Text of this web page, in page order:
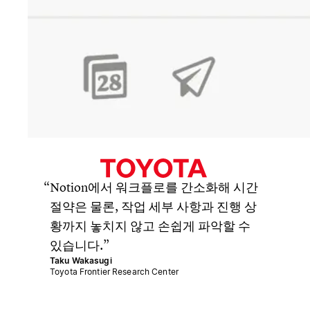
Notion에서 워크플로를 간소화해 시간
절약은 물론, 작업 세부 사항과 진행 상
황까지 놓치지 않고 손쉽게 파악할 수
있습니다.
Taku Wakasugi
Toyota Frontier Research Center